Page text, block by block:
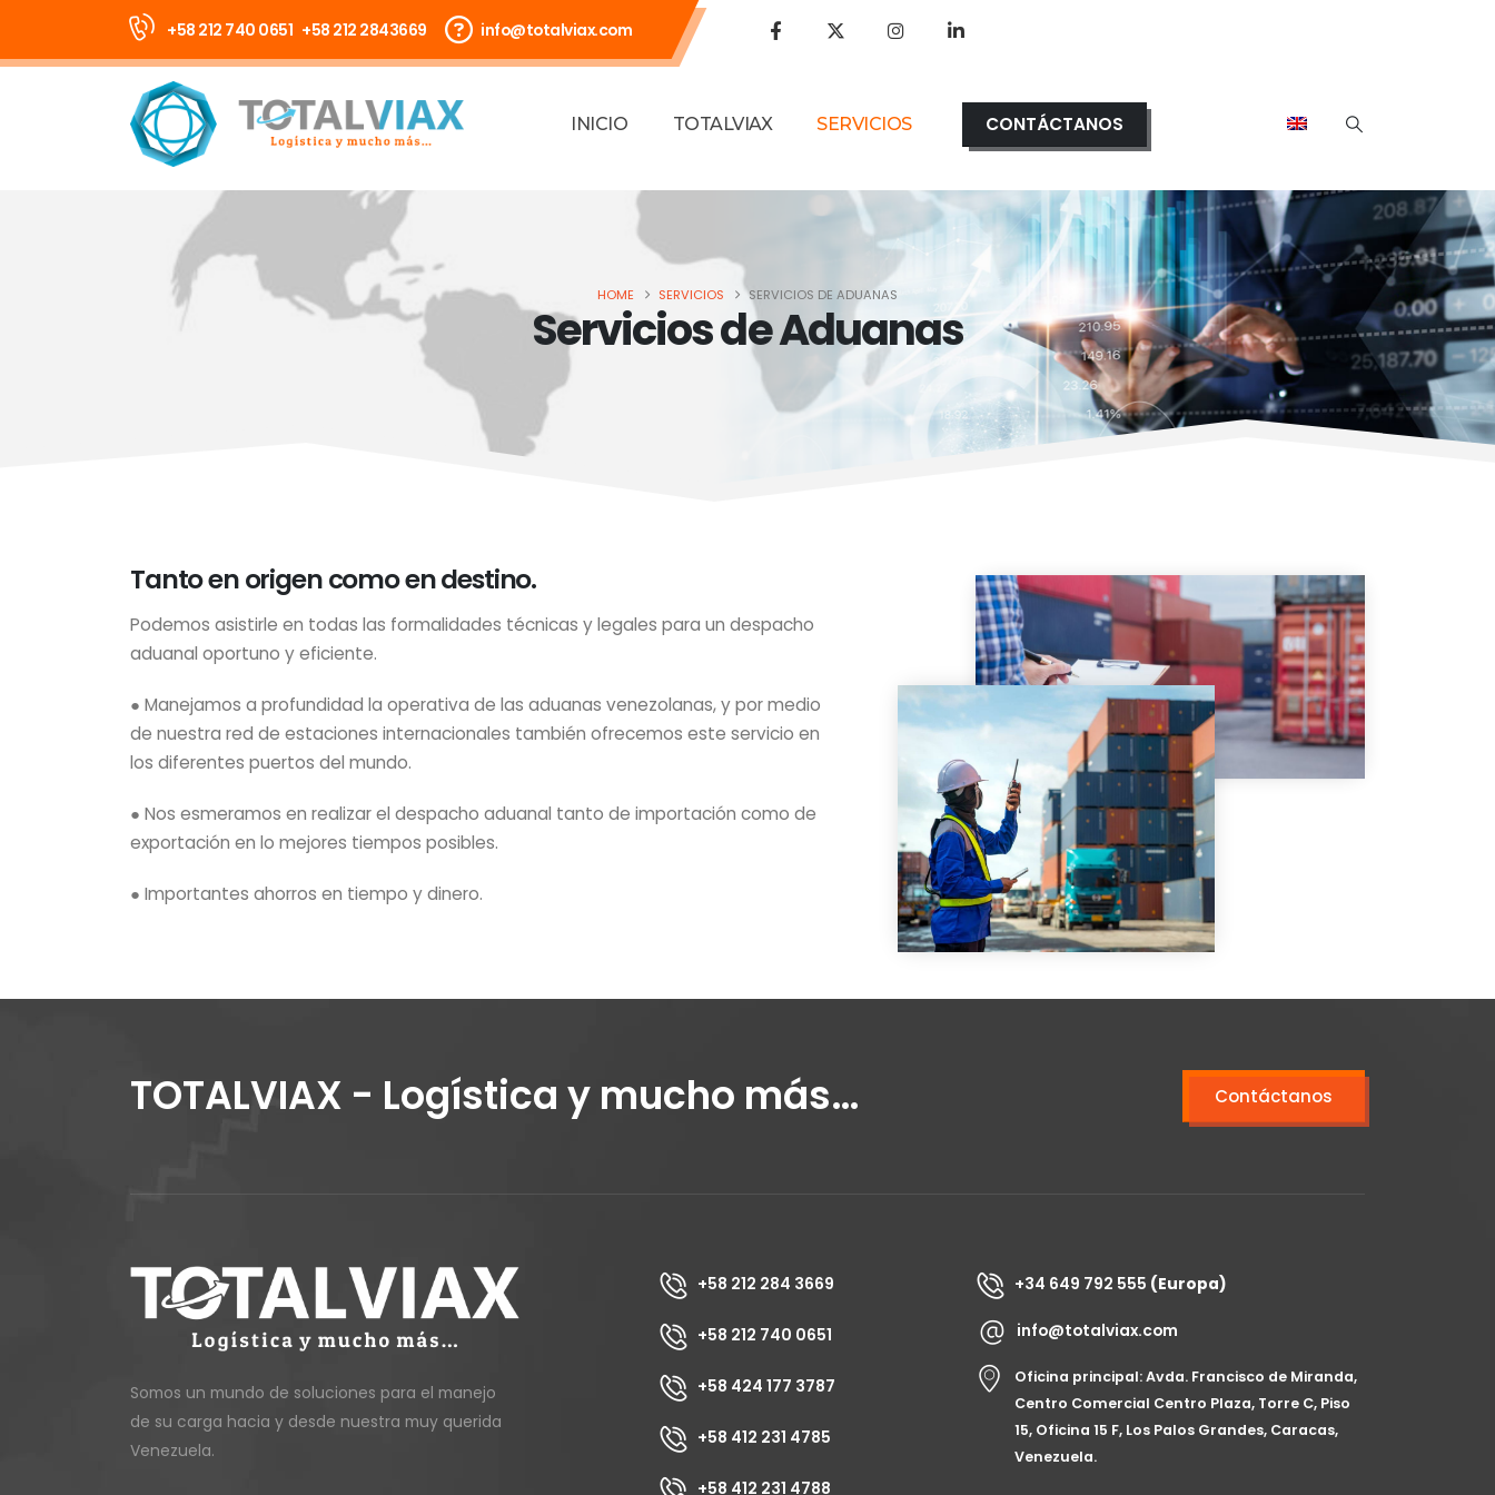
+58 212 740 0651 +58 212 2843669 info@totalviax.com
INICIO TOTALVIAX SERVICIOS CONTÁCTANOS
HOME SERVICIOS SERVICIOS DE ADUANAS
Servicios de Aduanas
Tanto en origen como en destino.
Podemos asistirle en todas las formalidades técnicas y legales para un despacho
aduanal oportuno y eficiente.
● Manejamos a profundidad la operativa de las aduanas venezolanas, y por medio
de nuestra red de estaciones internacionales también ofrecemos este servicio en
los diferentes puertos del mundo.
● Nos esmeramos en realizar el despacho aduanal tanto de importación como de
exportación en lo mejores tiempos posibles.
● Importantes ahorros en tiempo y dinero.
TOTALVIAX - Logística y mucho más… Contáctanos
Somos un mundo de soluciones para el manejo
de su carga hacia y desde nuestra muy querida
Venezuela.
+58 212 284 3669
+58 212 740 0651
+58 424 177 3787
+58 412 231 4785
+58 412 231 4788
+34 649 792 555 (Europa)
info@totalviax.com
Oficina principal: Avda. Francisco de Miranda,
Centro Comercial Centro Plaza, Torre C, Piso
15, Oficina 15 F, Los Palos Grandes, Caracas,
Venezuela.